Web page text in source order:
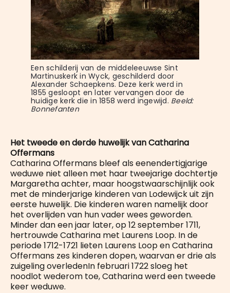
Een schilderij van de middeleeuwse Sint
Martinuskerk in Wyck, geschilderd door
Alexander Schaepkens. Deze kerk werd in
1855 gesloopt en later vervangen door de
huidige kerk die in 1858 werd ingewijd. Beeld:
Bonnefanten
Het tweede en derde huwelijk van Catharina
Offermans
Catharina Offermans bleef als eenendertigjarige
weduwe niet alleen met haar tweejarige dochtertje
Margaretha achter, maar hoogstwaarschijnlijk ook
met de minderjarige kinderen van Lodewijck uit zijn
eerste huwelijk. Die kinderen waren namelijk door
het overlijden van hun vader wees geworden.
Minder dan een jaar later, op 12 september 1711,
hertrouwde Catharina met Laurens Loop. In de
periode 1712-1721 lieten Laurens Loop en Catharina
Offermans zes kinderen dopen, waarvan er drie als
zuigeling overledenIn februari 1722 sloeg het
noodlot wederom toe, Catharina werd een tweede
keer weduwe.